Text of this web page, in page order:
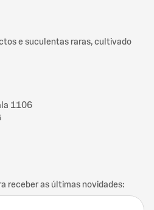
e suculentas raras, cultivado
1106
receber as últimas novidades: